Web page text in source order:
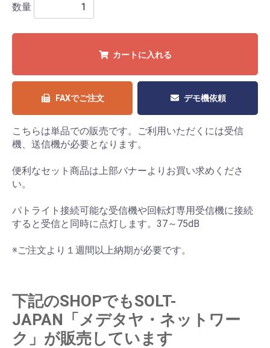
数量
カートに入れる
FAXでご注文 デモ機依頼
こちらは単品での販売です。ご利用いただくには受信
機、送信機が必要となります。
便利なセット商品は上部バナーよりお買い求めくださ
い。
パトライト接続可能な受信機や回転灯専用受信機に接続
すると受信と同時に点灯します。37～75dB
※ご注文より１週間以上納期が必要です。
下記のSHOPでもSOLT-
JAPAN「メデタヤ・ネットワー
ク」が販売しています